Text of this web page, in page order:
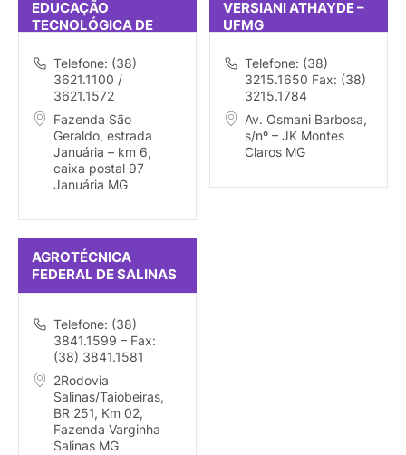
EDUCAÇÃO
TECNOLÓGICA DE
Telefone: (38)
3621.1100 /
3621.1572
Fazenda São
Geraldo, estrada
Januária – km 6,
caixa postal 97
Januária MG
VERSIANI ATHAYDE –
UFMG
Telefone: (38)
3215.1650 Fax: (38)
3215.1784
Av. Osmani Barbosa,
s/nº – JK Montes
Claros MG
AGROTÉCNICA
FEDERAL DE SALINAS
Telefone: (38)
3841.1599 – Fax:
(38) 3841.1581
2Rodovia
Salinas/Taiobeiras,
BR 251, Km 02,
Fazenda Varginha
Salinas MG